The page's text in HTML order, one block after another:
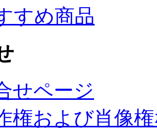
すめ商品
せページ
権および肖像